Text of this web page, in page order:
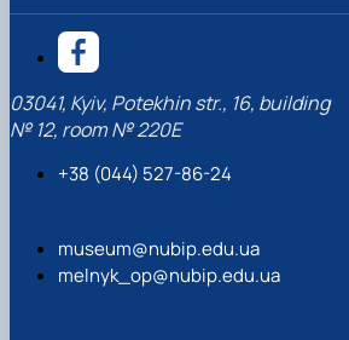
03041, Kyiv, Potekhin str., 16, building
№ 12, room № 220Е
+38 (044) 527-86-24
museum@nubip.edu.ua
melnyk_op@nubip.edu.ua